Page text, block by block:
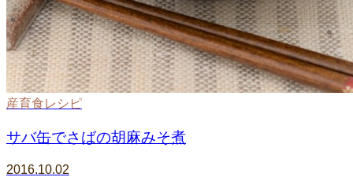
産育食レシピ
サバ缶でさばの胡麻みそ煮
2016.10.02